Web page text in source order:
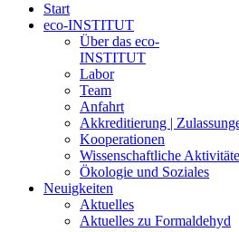
Start
eco-INSTITUT
Über das eco-
INSTITUT
Labor
Team
Anfahrt
Akkreditierung |
Kooperationen
Wissenschaftliche
Ökologie und Soziales
Neuigkeiten
Aktuelles
Aktuelles zu Formaldehyd